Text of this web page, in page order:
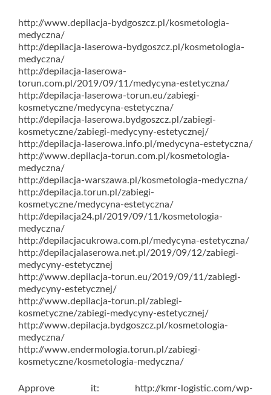
http://www.depilacja-bydgoszcz.pl/kosmetologia-
medyczna/
http://depilacja-laserowa-bydgoszcz.pl/kosmetologia-
medyczna/
http://depilacja-laserowa-
torun.com.pl/2019/09/11/medycyna-estetyczna/
http://depilacja-laserowa-torun.eu/zabiegi-
kosmetyczne/medycyna-estetyczna/
http://depilacja-laserowa.bydgoszcz.pl/zabiegi-
kosmetyczne/zabiegi-medycyny-estetycznej/
http://depilacja-laserowa.info.pl/medycyna-estetyczna/
http://www.depilacja-torun.com.pl/kosmetologia-
medyczna/
http://depilacja-warszawa.pl/kosmetologia-medyczna/
http://depilacja.torun.pl/zabiegi-
kosmetyczne/medycyna-estetyczna/
http://depilacja24.pl/2019/09/11/kosmetologia-
medyczna/
http://depilacjacukrowa.com.pl/medycyna-estetyczna/
http://depilacjalaserowa.net.pl/2019/09/12/zabiegi-
medycyny-estetycznej
http://www.depilacja-torun.eu/2019/09/11/zabiegi-
medycyny-estetycznej/
http://www.depilacja-torun.pl/zabiegi-
kosmetyczne/zabiegi-medycyny-estetycznej/
http://www.depilacja.bydgoszcz.pl/kosmetologia-
medyczna/
http://www.endermologia.torun.pl/zabiegi-
kosmetyczne/kosmetologia-medyczna/
Approve it: http://kmr-logistic.com/wp-